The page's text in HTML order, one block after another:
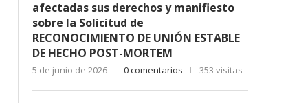
afectadas sus derechos y manifiesto
sobre la Solicitud de
RECONOCIMIENTO DE UNIÓN ESTABLE
DE HECHO POST-MORTEM
5 de junio de 2026 0 comentarios 353 visitas